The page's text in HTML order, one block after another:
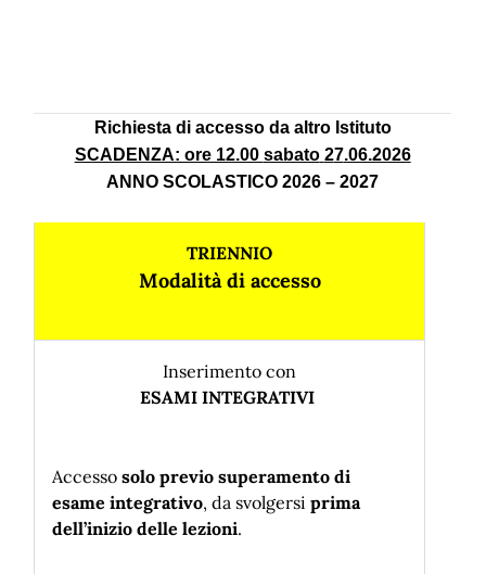
Richiesta di accesso da altro Istituto
SCADENZA: ore 12.00 sabato 27.06.2026
ANNO SCOLASTICO 2026– 2027
TRIENNIO
Modalitàdi accesso
Inserimento con
ESAMI INTEGRATIVI
Accesso solo previo superamento di
esame integrativo, da svolgersi prima
dell’inizio delle lezioni.